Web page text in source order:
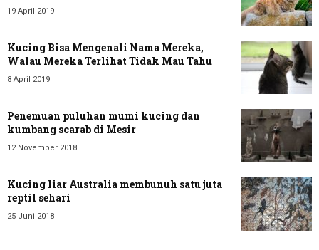
19 April 2019
Kucing Bisa Mengenali Nama Mereka,
Walau Mereka Terlihat Tidak Mau Tahu
8 April 2019
Penemuan puluhan mumi kucing dan
kumbang scarab di Mesir
12 November 2018
Kucing liar Australia membunuh satu juta
reptil sehari
25 Juni 2018